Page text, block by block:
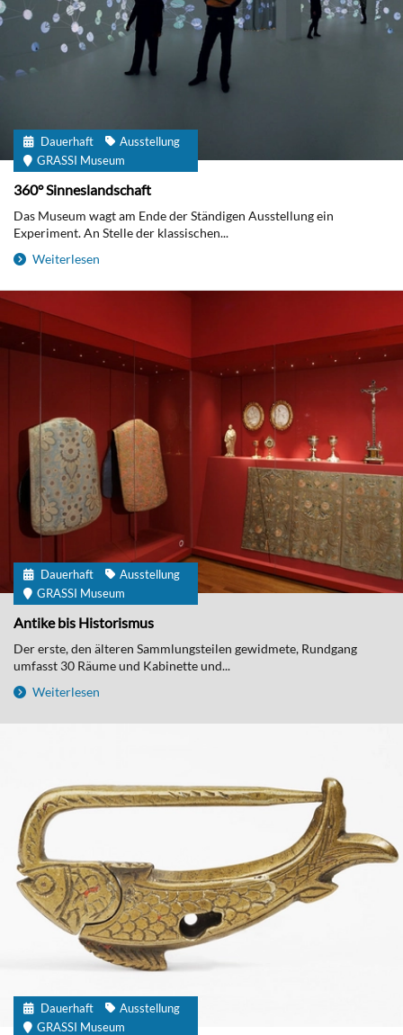
Dauerhaft
Ausstellung
GRASSI Museum
360° Sinneslandschaft
Das Museum wagt am Ende der Ständigen Ausstellung ein
Experiment. An Stelle der klassischen...
Weiterlesen
Dauerhaft
Ausstellung
GRASSI Museum
Antike bis Historismus
Der erste, den älteren Sammlungsteilen gewidmete, Rundgang
umfasst 30 Räume und Kabinette und...
Weiterlesen
Dauerhaft
Ausstellung
GRASSI Museum